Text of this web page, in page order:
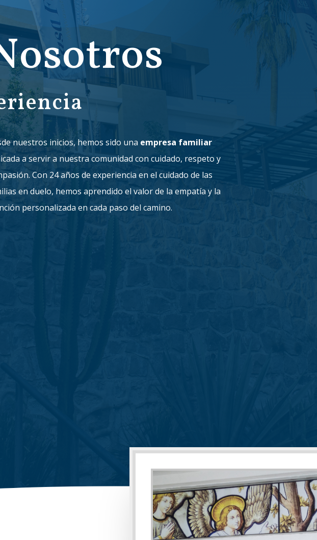
nuestros inicios, hemos sido una empresa familiar
a servir a nuestra comunidad con cuidado, respeto y
Con 24 años de experiencia en el cuidado de las
en duelo, hemos aprendido el valor de la empatía y la
personalizada en cada paso del camino.